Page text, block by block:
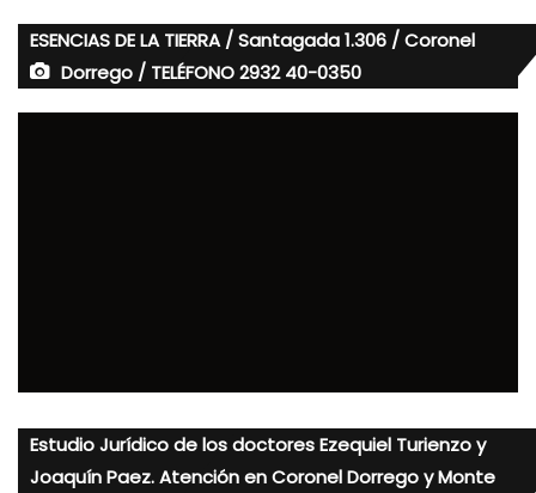
ESENCIAS DE LA TIERRA / Santagada 1.306 / Coronel
Dorrego / TELÉFONO 2932 40-0350
Estudio Jurídico de los doctores Ezequiel Turienzo y
Joaquín Paez. Atención en Coronel Dorrego y Monte